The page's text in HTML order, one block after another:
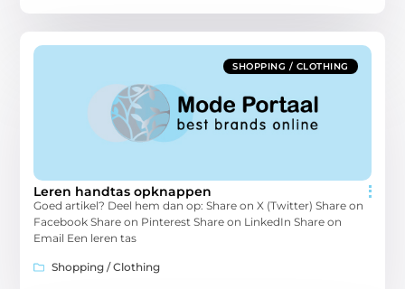
SHOPPING / CLOTHING
Leren handtas opknappen
Goed artikel? Deel hem dan op: Share on X (Twitter) Share on
Facebook Share on Pinterest Share on LinkedIn Share on
Email Een leren tas
Shopping / Clothing